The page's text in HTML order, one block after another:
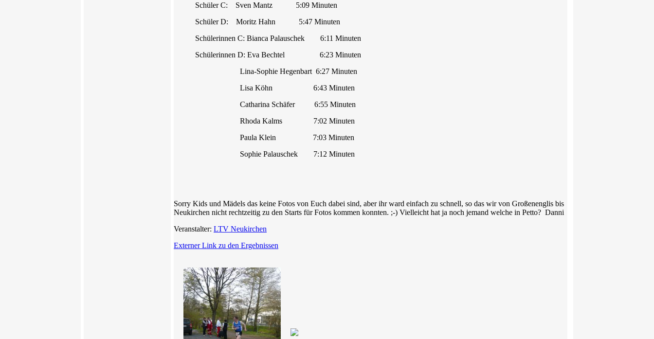
Schüler C: Sven Mantz 5:09 Minuten
Schüler D: Moritz Hahn 5:47 Minuten
Schülerinnen C: Bianca Palauschek 6:11 Minuten
Schülerinnen D: Eva Bechtel 6:23 Minuten
Lina-Sophie Hegenbart 6:27 Minuten
Lisa Köhn 6:43 Minuten
Catharina Schäfer 6:55 Minuten
Rhoda Kalms 7:02 Minuten
Paula Klein 7:03 Minuten
Sophie Palauschek 7:12 Minuten
Sorry Kids und Mädels das keine Fotos von Euch dabei sind, aber ihr ward einfach zu schnell, so das wir von Großenenglis bis
Neukirchen nicht rechtzeitig zu den Starts für Fotos kommen konnten. ;-) Vielleicht hat ja noch jemand welche in Petto? Danni
Veranstalter: LTV Neukirchen
Externer Link zu den Ergebnissen